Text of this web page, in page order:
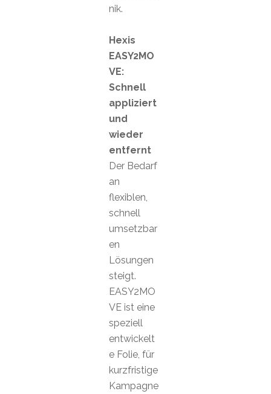
nik.
Hexis
EASY2MO
VE:
Schnell
appliziert
und
wieder
entfernt
Der Bedarf
an
flexiblen,
schnell
umsetzbar
en
Lösungen
steigt.
EASY2MO
VE ist eine
speziell
entwickelt
e Folie, für
kurzfristige
Kampagne